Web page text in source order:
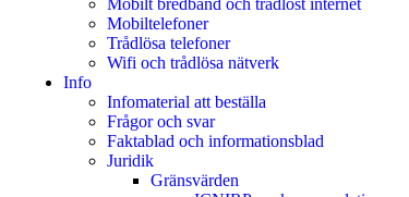
Mobilt bredband och trådlöst internet
Mobiltelefoner
Trådlösa telefoner
Wifi och trådlösa nätverk
Info
Infomaterial att beställa
Frågor och svar
Faktablad och informationsblad
Juridik
Gränsvärden